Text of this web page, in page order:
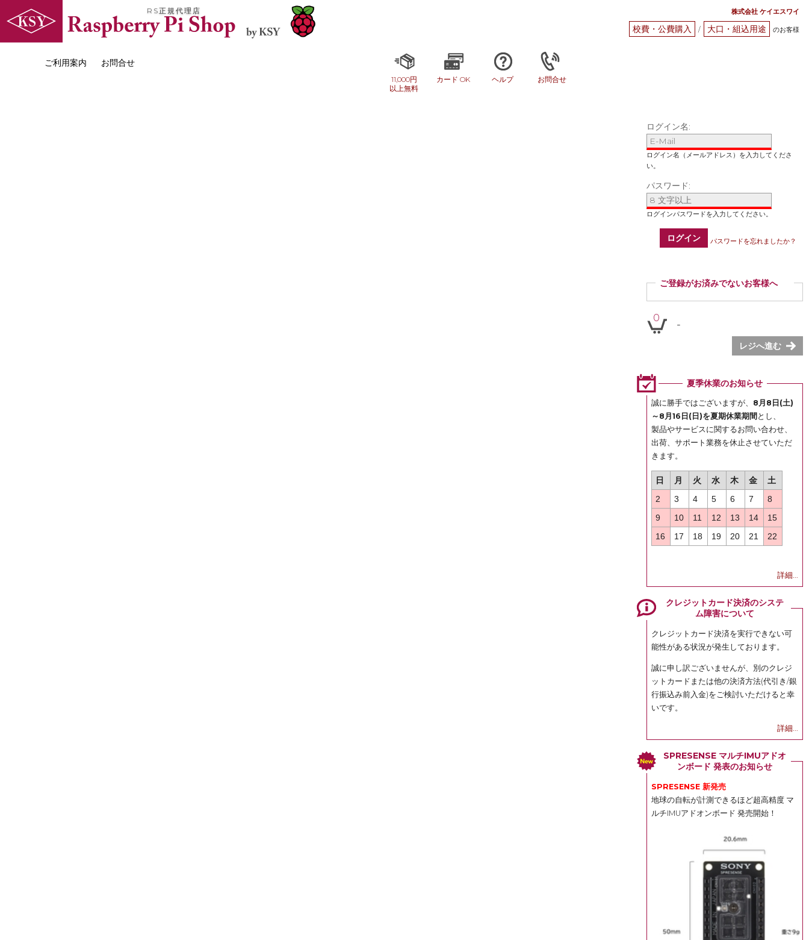
RS正規代理店 株式会社 ケイエスワイ
校費・公費購入 / 大口・組込用途 のお客様
ご利用案内 お問合せ
11,000円
以上無料
カード OK ヘルプ お問合せ
ログイン名:
パスワード:
ログイン パスワードを忘れましたか？
ご登録がお済みでないお客様へ
ご登録いただくと商品ご購入の際、お届け先情報など
を毎回ご入力いただかなくても簡単にご注文いただけ
ます。
ぜひご登録ください。
登録
0
-
レジへ進む
夏季休業のお知らせ
誠に勝手ではございますが、 8月8日(土)
～8月16日(日)を夏期休業期間 とし、
製品やサービスに関するお問い合わせ、
出荷、サポート業務を休止させていただ
きます。
日 月 火 水 木 金
土
2
3 4 5 6 7
8
9
10 11 12 13 14
15
16
17 18 19 20 21 22
詳細...
クレジットカード決済のシステ
ム障害について
クレジットカード決済を実行できない可
能性がある状況が発生しております。
誠に申し訳ございませんが、別のクレジ
ットカードまたは他の決済方法(代引き/銀
行振込み前入金)をご検討いただけると幸
いです。
詳細...
SPRESENSE マルチIMUアドオ
ンボード 発表のお知らせ
SPRESENSE 新発売
地球の自転が計測できるほど超高精度 マ
ルチIMUアドオンボード 発売開始！